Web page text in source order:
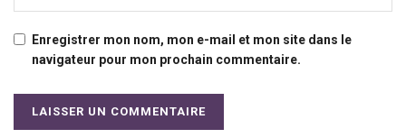
Enregistrer mon nom, mon e-mail et mon site dans le
navigateur pour mon prochain commentaire.